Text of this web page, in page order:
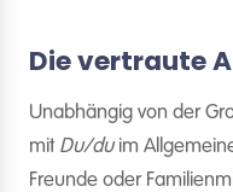
Die vertraute
Unabhängig von der
mit Du/duim
Freunde oder